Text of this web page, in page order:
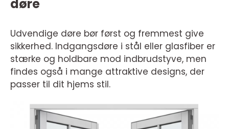
døre
Udvendige døre bør først og fremmest give
sikkerhed. Indgangsdøre i stål eller glasfiber er
stærke og holdbare mod indbrudstyve, men
findes også i mange attraktive designs, der
passer til dit hjems stil.